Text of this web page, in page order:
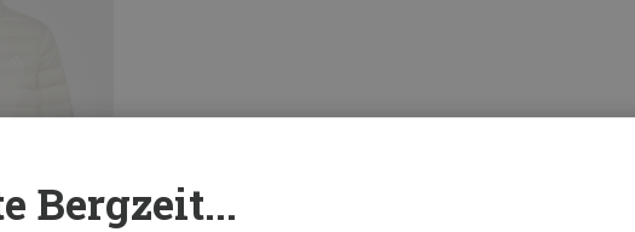
Bergzeit...